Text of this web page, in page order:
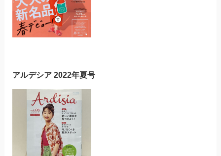
アルデシア 2022年夏号